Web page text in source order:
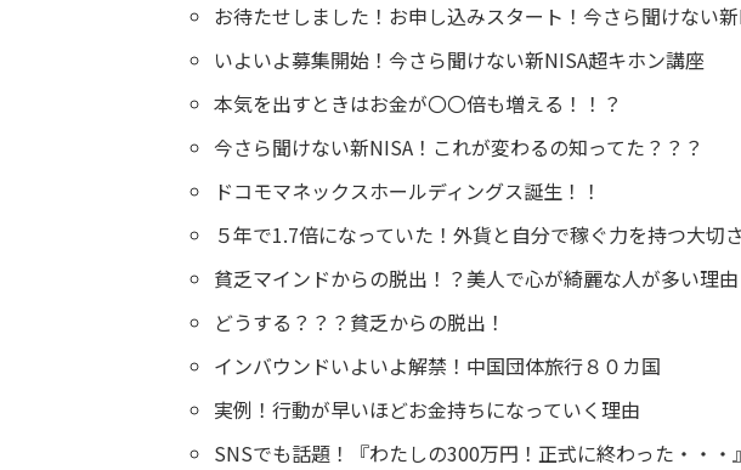
お待たせしました！お申し込みスタート！今さら聞けない
いよいよ募集開始！今さら聞けない新NISA超キホン講座
本気を出すときはお金が〇〇倍も増える！！？
今さら聞けない新NISA！これが変わるの知ってた？？？
ドコモマネックスホールディングス誕生！！
５年で1.7倍になっていた！外貨と自分で稼ぐ力を持つ大切さ
貧乏マインドからの脱出！？美人で心が綺麗な人が多い理由
どうする？？？貧乏からの脱出！
インバウンドいよいよ解禁！中国団体旅行８０カ国
実例！行動が早いほどお金持ちになっていく理由
SNSでも話題！『わたしの300万円！正式に終わった・・・』